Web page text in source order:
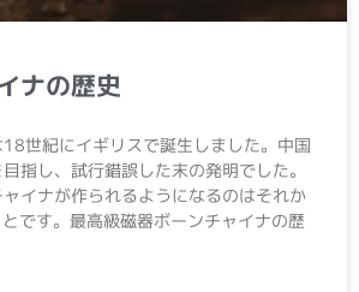
ナの歴史
世紀にイギリスで誕生しました。中国
指し、試行錯誤した末の発明でした。
イナが作られるようになるのはそれか
です。最高級磁器ボーンチャイナの歴